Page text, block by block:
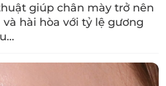
quanh mắt, da mí mắt
giúp chân mày trở nên
hài hòa với tỷ lệ gương